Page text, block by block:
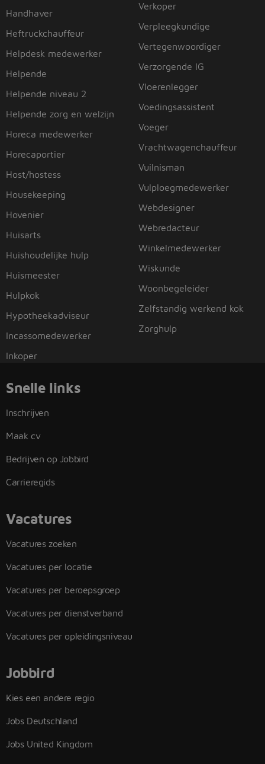
Handhaver
Heftruckchauffeur
Helpdesk medewerker
Helpende
Helpende niveau 2
Helpende zorg en welzijn
Horeca medewerker
Horecaportier
Host/hostess
Housekeeping
Hovenier
Huisarts
Huishoudelijke hulp
Huismeester
Hulpkok
Hypotheekadviseur
Incassomedewerker
Inkoper
Verkoper
Verpleegkundige
Vertegenwoordiger
Verzorgende IG
Vloerenlegger
Voedingsassistent
Voeger
Vrachtwagenchauffeur
Vuilnisman
Vulploegmedewerker
Webdesigner
Webredacteur
Winkelmedewerker
Wiskunde
Woonbegeleider
Zelfstandig werkend kok
Zorghulp
Snelle links
Inschrijven
Maak cv
Bedrijven op Jobbird
Carrieregids
Vacatures
Vacatures zoeken
Vacatures per locatie
Vacatures per beroepsgroep
Vacatures per dienstverband
Vacatures per opleidingsniveau
Jobbird
Kies een andere regio
Jobs Deutschland
Jobs United Kingdom